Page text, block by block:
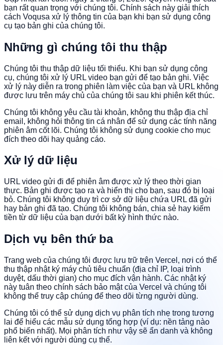
bạn rất quan trọng với chúng tôi. Chính sách này giải thích
cách Voqusa xử lý thông tin của bạn khi bạn sử dụng công
cụ tạo bản ghi của chúng tôi.
Những gì chúng tôi thu thập
Chúng tôi thu thập dữ liệu tối thiểu. Khi bạn sử dụng công
cụ, chúng tôi xử lý URL video bạn gửi để tạo bản ghi. Việc
xử lý này diễn ra trong phiên làm việc của bạn và URL không
được lưu trên máy chủ của chúng tôi sau khi phiên kết thúc.
Chúng tôi không yêu cầu tài khoản, không thu thập địa chỉ
email, không hỏi thông tin cá nhân để sử dụng các tính năng
phiên âm cốt lõi. Chúng tôi không sử dụng cookie cho mục
đích theo dõi hay quảng cáo.
Xử lý dữ liệu
URL video gửi đi để phiên âm được xử lý theo thời gian
thực. Bản ghi được tạo ra và hiển thị cho bạn, sau đó bị loại
bỏ. Chúng tôi không duy trì cơ sở dữ liệu chứa URL đã gửi
hay bản ghi đã tạo. Chúng tôi không bán, chia sẻ hay kiếm
tiền từ dữ liệu của bạn dưới bất kỳ hình thức nào.
Dịch vụ bên thứ ba
Trang web của chúng tôi được lưu trữ trên Vercel, nơi có thể
thu thập nhật ký máy chủ tiêu chuẩn (địa chỉ IP, loại trình
duyệt, dấu thời gian) cho mục đích vận hành. Các nhật ký
này tuân theo chính sách bảo mật của Vercel và chúng tôi
không thể truy cập chúng để theo dõi từng người dùng.
Chúng tôi có thể sử dụng dịch vụ phân tích nhẹ trong tương
lai để hiểu các mẫu sử dụng tổng hợp (ví dụ: nền tảng nào
phổ biến nhất). Mọi phân tích như vậy sẽ ẩn danh và không
liên kết với người dùng cụ thể.